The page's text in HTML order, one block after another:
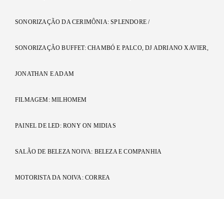
SONORIZAÇÃO DA CERIMÔNIA: SPLENDORE /
SONORIZAÇÃO BUFFET: CHAMBÓ E PALCO, DJ ADRIANO XAVIER,
JONATHAN E ADAM
FILMAGEM: MILHOMEM
PAINEL DE LED: RONY ON MIDIAS
SALÃO DE BELEZA NOIVA: BELEZA E COMPANHIA
MOTORISTA DA NOIVA: CORREA